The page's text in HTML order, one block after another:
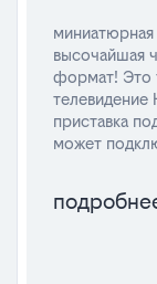
высочайшая
формат! Это
телевидение
приставка
может